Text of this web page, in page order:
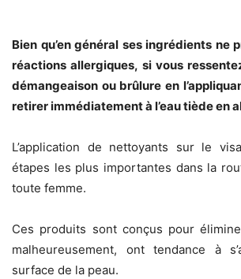
Bien qu’en général ses ingrédients ne
réactions allergiques, si vous
démangeaison ou brûlure en
retirer immédiatement à l’eau tiède en
L’application de nettoyants sur le
étapes les plus importantes dans la
toute femme.
Ces produits sont conçus pour
malheureusement, ont tendance à
surface de la peau.